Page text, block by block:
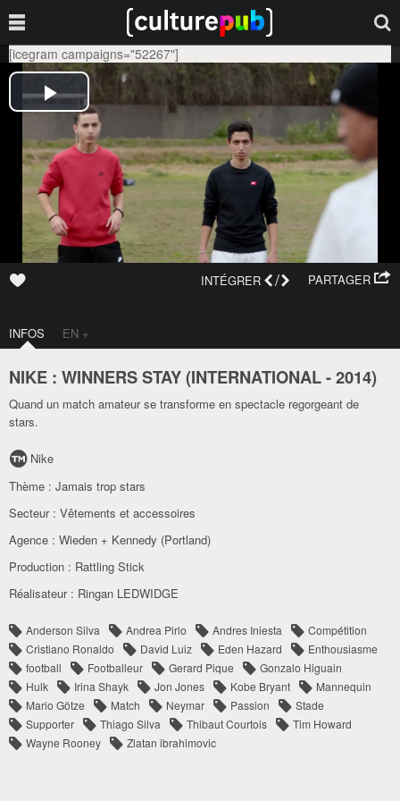
[icegram campaigns="52267"]
PARTAGER
INTÉGRER /
INFOS EN +
NIKE : WINNERS STAY (INTERNATIONAL-2014)
Quand un match amateur se transforme en spectacle regorgeant de
stars.
Nike
Thème : Jamais trop stars
Secteur : Vêtements et accessoires
Agence : Wieden + Kennedy (Portland)
Production : Rattling Stick
Réalisateur : Ringan LEDWIDGE
Anderson Silva Andrea Pirlo Andres Iniesta
Compétition
Cristiano Ronaldo
David Luiz Eden Hazard
Enthousiasme
football
Footballeur Gerard Pique
Gonzalo Higuain
Hulk
Irina Shayk Jon Jones Kobe Bryant
Mannequin
Mario Götze
Match Neymar Passion
Stade
Supporter
Thiago Silva Thibaut Courtois
Tim Howard
Wayne Rooney
Zlatan ibrahimovic